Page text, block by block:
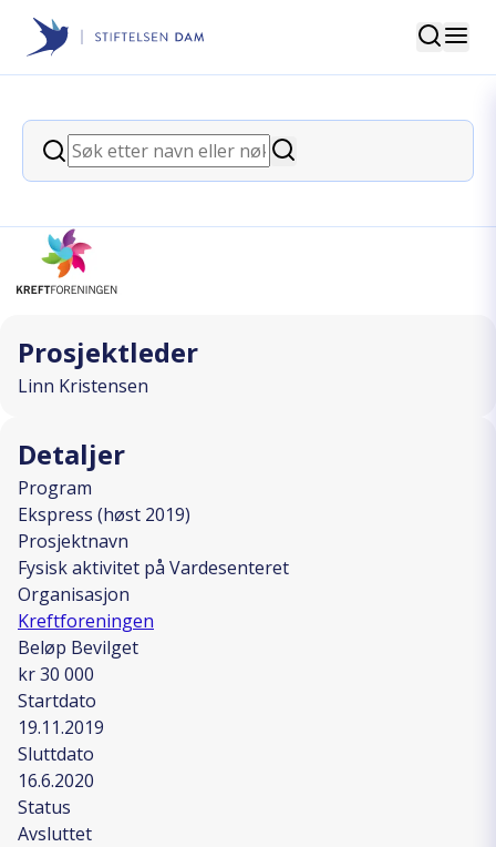
Stiftelsen Dam
Søk
Søk
Søk
back
Fysisk aktivitet på Vardesenteret
Prosjektleder
Linn Kristensen
Detaljer
Program
Ekspress (høst 2019)
Prosjektnavn
Fysisk aktivitet på Vardesenteret
Organisasjon
Kreftforeningen
Beløp Bevilget
kr 30 000
Startdato
19.11.2019
Sluttdato
16.6.2020
Status
Avsluttet